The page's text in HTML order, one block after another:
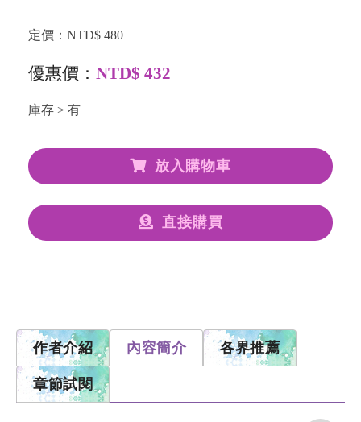
定價：NTD$ 480
優惠價： NTD$ 432
庫存 > 有
放入購物車
直接購買
作者介紹 內容簡介 各界推薦
章節試閱